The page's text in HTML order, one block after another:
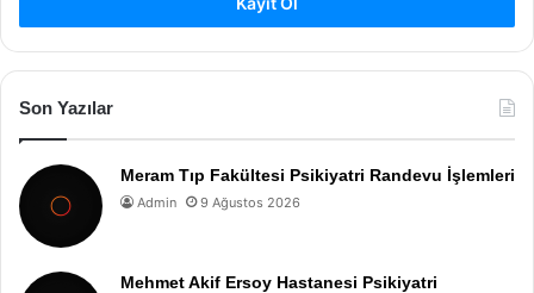
Son Yazılar
Meram Tıp Fakültesi Psikiyatri Randevu İşlemleri
Admin 9 Ağustos 2026
Mehmet Akif Ersoy Hastanesi Psikiyatri